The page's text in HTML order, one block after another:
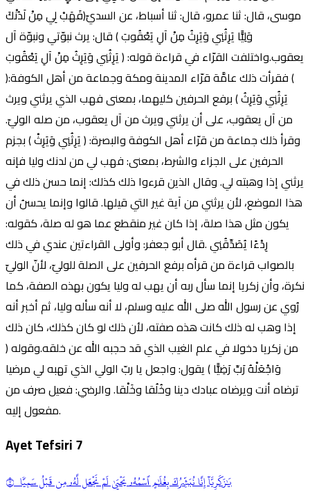
موسى، قال: ثنا عمرو، قال: ثنا أسباط، عن السديّ(فَهَبْ لِي مِنْ لَدُنْكَ
وَلِيًّا يَرِثُنِي وَيَرِثُ مِنْ آلِ يَعْقُوبَ ) قال: يرث نبوّتي ونبوّة آل
يعقوب.واختلفت القرّاء في قراءة قوله: ( يَرِثُنِي وَيَرِثُ مِنْ آلِ يَعْقُوبَ
) فقرأت ذلك عامَّة قرّاء المدينة ومكة وجماعة من أهل الكوفة:(
يَرِثُنِي وَيَرِثُ ) برفع الحرفين كليهما، بمعنى فهب الذي يرثني ويرث
من آل يعقوب، على أن يرثني ويرث من آل يعقوب، من صله الوليّ.
وقرأ ذلك جماعة من قرّاء أهل الكوفة والبصرة: ( يَرِثُنِي وَيَرِثْ ) بجزم
الحرفين على الجزاء والشرط، بمعنى: فهب لي من لدنك وليا فإنه
يرثني إذا وهبته لي. وقال الذين قرءوا ذلك كذلك: إنما حسن ذلك في
هذا الموضع، لأن يرثني من آية غير التي قيلها. قالوا وإنما يحسنُ أن
يكون مثل هذا صلة، إذا كان غير منقطع عما هو له صلة، كقوله:
رِدْءًا يُصَدِّقُنِي .قال أبو جعفر: وأولى القراءتين عندي في ذلك
بالصواب قراءة من قرأه برفع الحرفين على الصلة للوليّ، لأنّ الوليّ
نكرة، وأن زكريا إنما سأل ربه أن يهب له وليا يكون بهذه الصفة، كما
رُوي عن رسول الله صلى الله عليه وسلم، لا أنه سأله وليا، ثم أخبر أنه
إذا وهب له ذلك كانت هذه صفته، لأن ذلك لو كان كذلك، كان ذلك
من زكريا دخولا في علم الغيب الذي قد حجبه الله عن خلقه.وقوله (
وَاجْعَلْهُ رَبِّ رَضِيًّا ) يقول: واجعل يا ربّ الولي الذي تهبه لي مرضيا
ترضاه أنت ويرضاه عبادك دينا وخُلُقا وخَلْقا. والرضي: فعيل صرف من
مفعول إليه.
Ayet Tefsiri7
يَٰزَكَرِيَّآ إِنَّا نُبَشِّرُكَ بِغُلَٰمٍ ٱسۡمُهُۥ يَحۡيَىٰ لَمۡ نَجۡعَل لَّهُۥ مِن قَبۡلُ سَمِيّٗا ٧